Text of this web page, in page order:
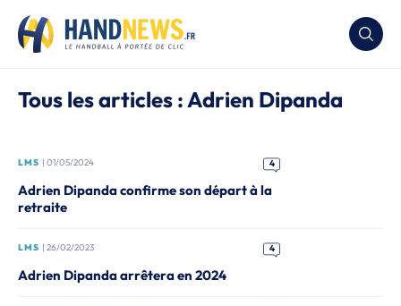
Tous les articles : Adrien Dipanda
LMS | 01/05/2024 4
Adrien Dipanda confirme son départ à la
retraite
LMS | 26/02/2023 4
Adrien Dipanda arrêtera en 2024